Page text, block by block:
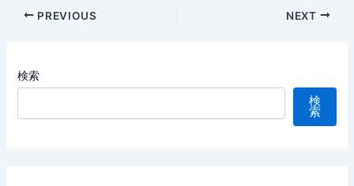
Post
PREVIOUS NEXT
検索
検
索